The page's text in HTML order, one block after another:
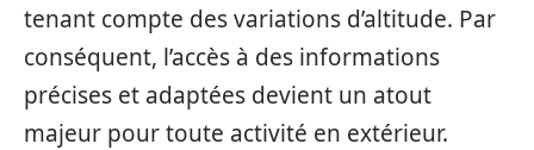
tenant compte des variations d’altitude. Par
conséquent, l’accès à des informations
précises et adaptées devient un atout
majeur pour toute activité en extérieur.